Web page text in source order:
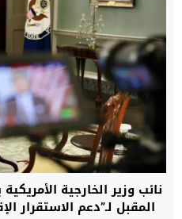
نائب وزير الخارجية
المقبل لـ”دعم الاستقرار